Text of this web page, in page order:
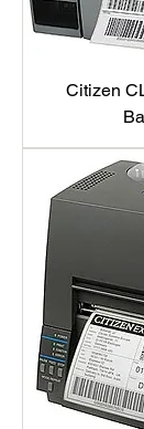
Citizen